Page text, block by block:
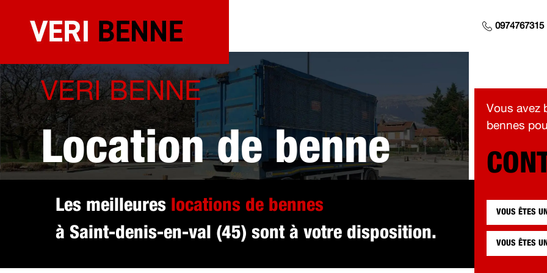
contenu
0974767315
VERI BENNE
Location de benne
sélectionné pour vous à
val (45)
Les meilleures locations de bennes
à Saint-denis-en-val (45) sont à votre disposition.
Vous avez
bennes
VOUS ÊTES UN
VOUS ÊTES UN